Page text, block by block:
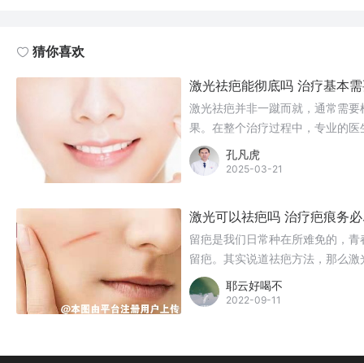
猜你喜欢
激光祛疤能彻底吗 治疗基本
激光祛疤并非一蹴而就，通常需
果。在整个治疗过程中，专业的
数，确保安全有效地实现祛疤目标
孔凡虎
2025-03-21
激光可以祛疤吗 治疗疤痕务
留疤是我们日常种在所难免的，
留疤。其实说道祛疤方法，那么
耶云好喝不
2022-09-11